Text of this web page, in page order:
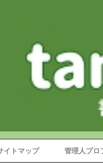
イトマップ 管理人プロ